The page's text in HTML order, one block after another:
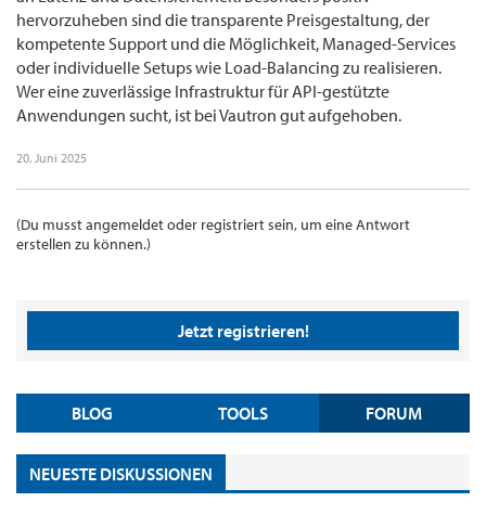
hervorzuheben sind die transparente Preisgestaltung, der
kompetente Support und die Möglichkeit, Managed-Services
oder individuelle Setups wie Load-Balancing zu realisieren.
Wer eine zuverlässige Infrastruktur für API-gestützte
Anwendungen sucht, ist bei Vautron gut aufgehoben.
20. Juni 2025
(Du musst angemeldet oder registriert sein, um eine Antwort
erstellen zu können.)
Jetzt registrieren!
BLOG TOOLS FORUM
NEUESTE DISKUSSIONEN